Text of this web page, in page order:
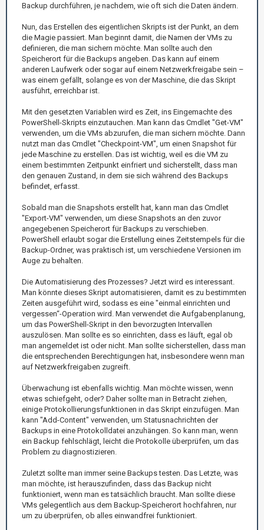
Backup durchführen, je nachdem, wie oft sich die Daten ändern.
Nun, das Erstellen des eigentlichen Skripts ist der Punkt, an dem
die Magie passiert. Man beginnt damit, die Namen der VMs zu
definieren, die man sichern möchte. Man sollte auch den
Speicherort für die Backups angeben. Das kann auf einem
anderen Laufwerk oder sogar auf einem Netzwerkfreigabe sein –
was einem gefällt, solange es von der Maschine, die das Skript
ausführt, erreichbar ist.
Mit den gesetzten Variablen wird es Zeit, ins Eingemachte des
PowerShell-Skripts einzutauchen. Man kann das Cmdlet "Get-VM"
verwenden, um die VMs abzurufen, die man sichern möchte. Dann
nutzt man das Cmdlet "Checkpoint-VM", um einen Snapshot für
jede Maschine zu erstellen. Das ist wichtig, weil es die VM zu
einem bestimmten Zeitpunkt einfriert und sicherstellt, dass man
den genauen Zustand, in dem sie sich während des Backups
befindet, erfasst.
Sobald man die Snapshots erstellt hat, kann man das Cmdlet
"Export-VM" verwenden, um diese Snapshots an den zuvor
angegebenen Speicherort für Backups zu verschieben.
PowerShell erlaubt sogar die Erstellung eines Zeitstempels für die
Backup-Ordner, was praktisch ist, um verschiedene Versionen im
Auge zu behalten.
Die Automatisierung des Prozesses? Jetzt wird es interessant.
Man könnte dieses Skript automatisieren, damit es zu bestimmten
Zeiten ausgeführt wird, sodass es eine "einmal einrichten und
vergessen“-Operation wird. Man verwendet die Aufgabenplanung,
um das PowerShell-Skript in den bevorzugten Intervallen
auszulösen. Man sollte es so einrichten, dass es läuft, egal ob
man angemeldet ist oder nicht. Man sollte sicherstellen, dass man
die entsprechenden Berechtigungen hat, insbesondere wenn man
auf Netzwerkfreigaben zugreift.
Überwachung ist ebenfalls wichtig. Man möchte wissen, wenn
etwas schiefgeht, oder? Daher sollte man in Betracht ziehen,
einige Protokollierungsfunktionen in das Skript einzufügen. Man
kann "Add-Content" verwenden, um Statusnachrichten der
Backups in eine Protokolldatei anzuhängen. So kann man, wenn
ein Backup fehlschlägt, leicht die Protokolle überprüfen, um das
Problem zu diagnostizieren.
Zuletzt sollte man immer seine Backups testen. Das Letzte, was
man möchte, ist herauszufinden, dass das Backup nicht
funktioniert, wenn man es tatsächlich braucht. Man sollte diese
VMs gelegentlich aus dem Backup-Speicherort hochfahren, nur
um zu überprüfen, ob alles einwandfrei funktioniert.